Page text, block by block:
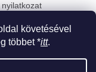
követésével
többet *itt.
nyilatkozat